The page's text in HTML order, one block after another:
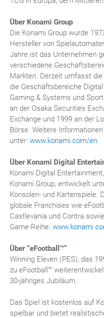
Über Konami Group
Die Konami Group wurde
Hersteller von
Jahre ist das Unternehmen
verschiedene
Märkten. Derzeit umfasst die
die Geschäftsbereiche
Gaming & Systems und
an der Osaka Securities
Exchange und 1999 an der
Börse. Weitere
unter: www.konami.com/en.
Über Konami Digital
Konami Digital
Konami Group, entwickelt
Konsolen- und Kartenspiele.
globale Franchises wie
Castlevania und Contra
Game-Reihe.
Über “eFootball™”
Winning Eleven (PES), das
zu eFootball™
30-jähriges Jubiläum.
Das Spiel ist kostenlos auf
spielbar und bietet